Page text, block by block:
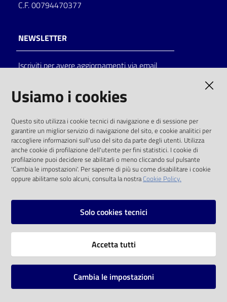
Catalogo
on line
Eventi
Chiedi al
bibliotecario
C.F. 00794470377
NEWSLETTER
Iscriviti per avere aggiornamenti via email
solo alle condizioni previste dalla direttiva
comunitaria 2003/98/CE e dal d.lgs. 36/2006
SOCIAL
Instagram
Vai alla pagina
Mappa del sito
Usiamo i cookies
Questo sito utilizza i cookie tecnici di navigazione e di sessione per
garantire un miglior servizio di navigazione del sito, e cookie analitici per
raccogliere informazioni sull'uso del sito da parte degli utenti. Utilizza
anche cookie di profilazione dell'utente per fini statistici. I cookie di
profilazione puoi decidere se abilitarli o meno cliccando sul pulsante
'Cambia le impostazioni'. Per saperne di più su come disabilitare i cookie
oppure abilitarne solo alcuni, consulta la nostraCookie Policy.
Solo cookies tecnici
Accetta tutti
Cambia le impostazioni